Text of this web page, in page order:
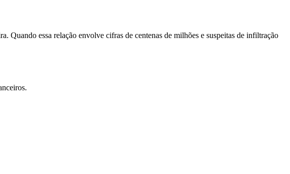
Quando essa relação envolve cifras de centenas de milhões e suspeitas de infiltração